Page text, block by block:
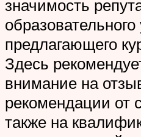
значимость
предлагающего
Здесь
внимание на
рекомендации от
также на